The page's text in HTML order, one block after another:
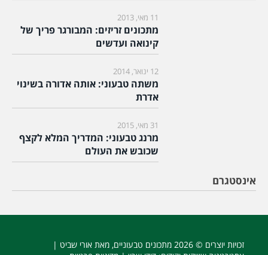
11 מאי, 2013
מתכונים זריזים: המבורגר פריך של
קינואה ועדשים
12 ינואר, 2014
משתה טבעוני: אותה אדורה בשינוי
אדרת
31 מאי, 2015
מרנג טבעוני: המדריך המלא לקצף
שכובש את העולם
אינסטגרם
זכויות יוצרים © 2026 מתכונים טבעוניים, מאת אורי שביט |